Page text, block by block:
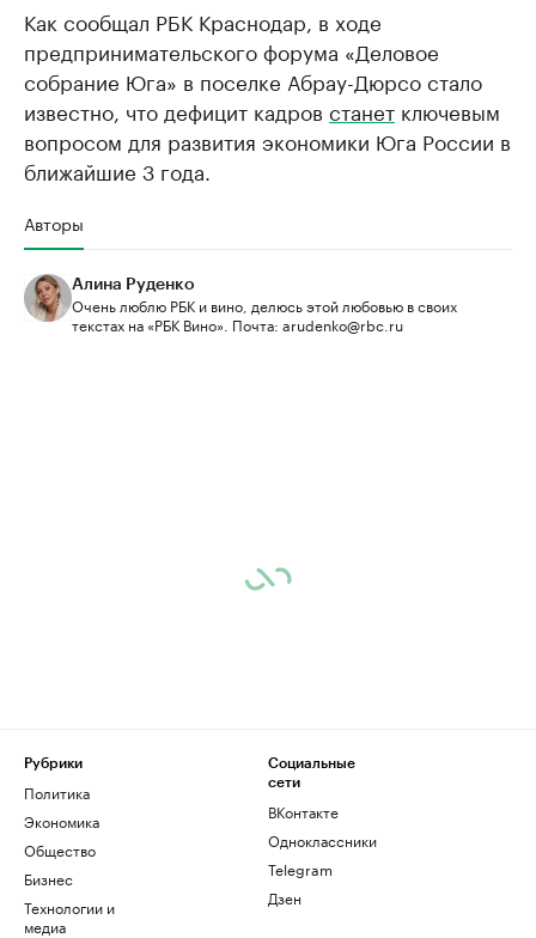
Как сообщал РБК Краснодар, в ходе
предпринимательского форума «Деловое
собрание Юга» в поселке Абрау-Дюрсо стало
известно, что дефицит кадров станет ключевым
вопросом для развития экономики Юга России в
ближайшие 3 года.
Авторы
Алина Руденко
Очень люблю РБК и вино, делюсь этой любовью в своих
текстах на «РБК Вино». Почта: arudenko@rbc.ru
Рубрики
Политика
Экономика
Общество
Бизнес
Технологии и
медиа
Социальные
сети
ВКонтакте
Одноклассники
Telegram
Дзен